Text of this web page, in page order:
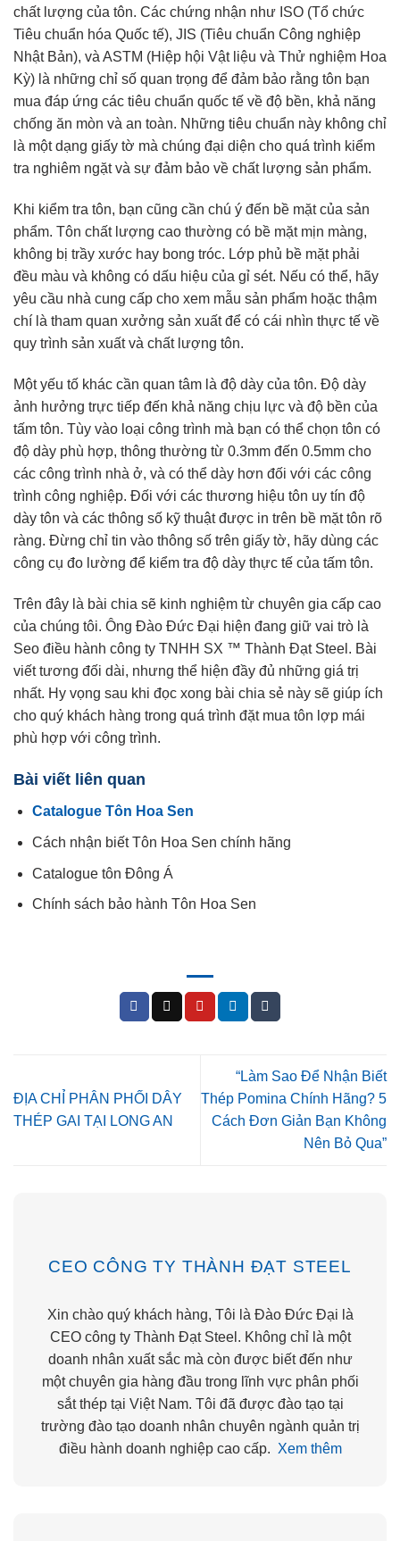
chất lượng của tôn. Các chứng nhận như ISO (Tổ chức
Tiêu chuẩn hóa Quốc tế), JIS (Tiêu chuẩn Công nghiệp
Nhật Bản), và ASTM (Hiệp hội Vật liệu và Thử nghiệm Hoa
Kỳ) là những chỉ số quan trọng để đảm bảo rằng tôn bạn
mua đáp ứng các tiêu chuẩn quốc tế về độ bền, khả năng
chống ăn mòn và an toàn. Những tiêu chuẩn này không chỉ
là một dạng giấy tờ mà chúng đại diện cho quá trình kiểm
tra nghiêm ngặt và sự đảm bảo về chất lượng sản phẩm.
Khi kiểm tra tôn, bạn cũng cần chú ý đến bề mặt của sản
phẩm. Tôn chất lượng cao thường có bề mặt mịn màng,
không bị trầy xước hay bong tróc. Lớp phủ bề mặt phải
đều màu và không có dấu hiệu của gỉ sét. Nếu có thể, hãy
yêu cầu nhà cung cấp cho xem mẫu sản phẩm hoặc thậm
chí là tham quan xưởng sản xuất để có cái nhìn thực tế về
quy trình sản xuất và chất lượng tôn.
Một yếu tố khác cần quan tâm là độ dày của tôn. Độ dày
ảnh hưởng trực tiếp đến khả năng chịu lực và độ bền của
tấm tôn. Tùy vào loại công trình mà bạn có thể chọn tôn có
độ dày phù hợp, thông thường từ 0.3mm đến 0.5mm cho
các công trình nhà ở, và có thể dày hơn đối với các công
trình công nghiệp. Đối với các thương hiệu tôn uy tín độ
dày tôn và các thông số kỹ thuật được in trên bề mặt tôn rõ
ràng. Đừng chỉ tin vào thông số trên giấy tờ, hãy dùng các
công cụ đo lường để kiểm tra độ dày thực tế của tấm tôn.
Trên đây là bài chia sẽ kinh nghiệm từ chuyên gia cấp cao
của chúng tôi. Ông Đào Đức Đại hiện đang giữ vai trò là
Seo điều hành công ty TNHH SX ™ Thành Đạt Steel. Bài
viết tương đối dài, nhưng thể hiện đầy đủ những giá trị
nhất. Hy vọng sau khi đọc xong bài chia sẻ này sẽ giúp ích
cho quý khách hàng trong quá trình đặt mua tôn lợp mái
phù hợp với công trình.
Bài viết liên quan
Catalogue Tôn Hoa Sen
Cách nhận biết Tôn Hoa Sen chính hãng
Catalogue tôn Đông Á
Chính sách bảo hành Tôn Hoa Sen
ĐỊA CHỈ PHÂN PHỐI DÂY
THÉP GAI TẠI LONG AN
“Làm Sao Để Nhận Biết
Thép Pomina Chính Hãng? 5
Cách Đơn Giản Bạn Không
Nên Bỏ Qua”
CEO CÔNG TY THÀNH ĐẠT STEEL
Xin chào quý khách hàng, Tôi là Đào Đức Đại là
CEO công ty Thành Đạt Steel. Không chỉ là một
doanh nhân xuất sắc mà còn được biết đến như
một chuyên gia hàng đầu trong lĩnh vực phân phối
sắt thép tại Việt Nam. Tôi đã được đào tạo tại
trường đào tạo doanh nhân chuyên ngành quản trị
điều hành doanh nghiệp cao cấp. Xem thêm